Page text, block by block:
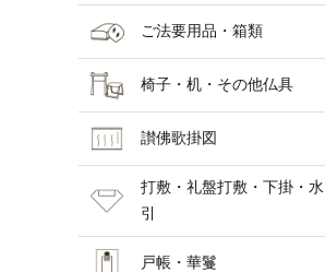
ご法要用品・箱類
椅子・机・その他仏具
讃佛歌掛図
打敷・礼盤打敷・下掛・水
引
戸帳・華鬘